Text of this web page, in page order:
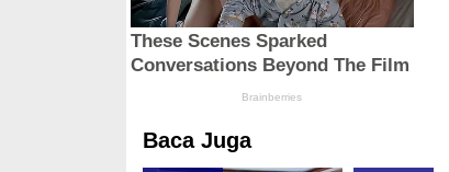
Baca Juga